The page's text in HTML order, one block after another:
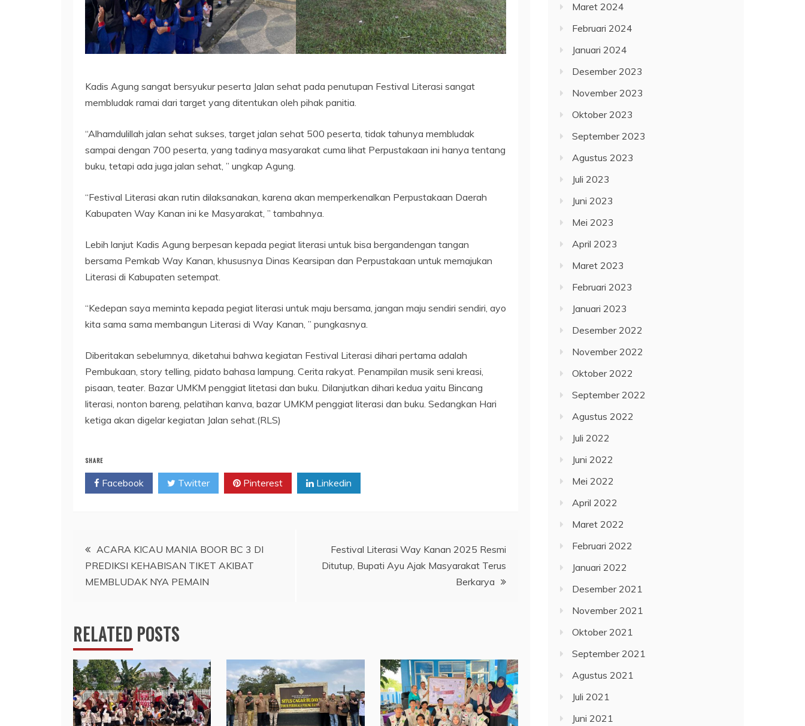
Kadis Agung sangat bersyukur peserta Jalan sehat pada penutupan Festival Literasi sangat
membludak ramai dari target yang ditentukan oleh pihak panitia.
“Alhamdulillah jalan sehat sukses, target jalan sehat 500 peserta, tidak tahunya membludak
sampai dengan 700 peserta, yang tadinya masyarakat cuma lihat Perpustakaan ini hanya tentang
buku, tetapi ada juga jalan sehat, ” ungkap Agung.
“Festival Literasi akan rutin dilaksanakan, karena akan memperkenalkan Perpustakaan Daerah
Kabupaten Way Kanan ini ke Masyarakat, ” tambahnya.
Lebih lanjut Kadis Agung berpesan kepada pegiat literasi untuk bisa bergandengan tangan
bersama Pemkab Way Kanan, khususnya Dinas Kearsipan dan Perpustakaan untuk memajukan
Literasi di Kabupaten setempat.
“Kedepan saya meminta kepada pegiat literasi untuk maju bersama, jangan maju sendiri sendiri, ayo
kita sama sama membangun Literasi di Way Kanan, ” pungkasnya.
Diberitakan sebelumnya, diketahui bahwa kegiatan Festival Literasi dihari pertama adalah
Pembukaan, story telling, pidato bahasa lampung. Cerita rakyat. Penampilan musik seni kreasi,
pisaan, teater. Bazar UMKM penggiat litetasi dan buku. Dilanjutkan dihari kedua yaitu Bincang
literasi, nonton bareng, pelatihan kanva, bazar UMKM penggiat literasi dan buku. Sedangkan Hari
ketiga akan digelar kegiatan Jalan sehat.(RLS)
SHARE
Facebook Twitter Pinterest Linkedin
Navigasi
pos
ACARA KICAU MANIA BOOR BC 3 DI
PREDIKSI KEHABISAN TIKET AKIBAT
MEMBLUDAK NYA PEMAIN
Festival Literasi Way Kanan 2025 Resmi
Ditutup, Bupati Ayu Ajak Masyarakat Terus
Berkarya
RELATED POSTS
Maret 2024
Februari 2024
Januari 2024
Desember 2023
November 2023
Oktober 2023
September 2023
Agustus 2023
Juli 2023
Juni 2023
Mei 2023
April 2023
Maret 2023
Februari 2023
Januari 2023
Desember 2022
November 2022
Oktober 2022
September 2022
Agustus 2022
Juli 2022
Juni 2022
Mei 2022
April 2022
Maret 2022
Februari 2022
Januari 2022
Desember 2021
November 2021
Oktober 2021
September 2021
Agustus 2021
Juli 2021
Juni 2021